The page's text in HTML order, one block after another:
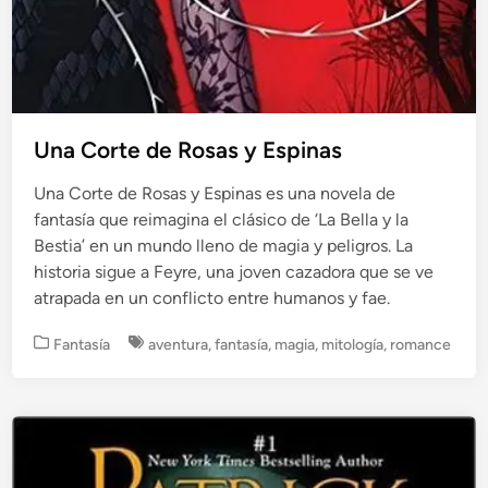
Una Corte de Rosas y Espinas
Una Corte de Rosas y Espinas es una novela de
fantasía que reimagina el clásico de ‘La Bella y la
Bestia’ en un mundo lleno de magia y peligros. La
historia sigue a Feyre, una joven cazadora que se ve
atrapada en un conflicto entre humanos y fae.
P
l
Fantasía aventura,fantasía, magia, mitología, romance